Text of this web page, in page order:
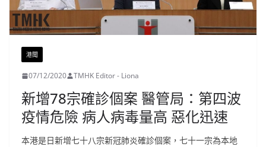
港聞
07/12/2020 TMHK Editor - Liona
新增78宗確診個案 醫管局：第四波
疫情危險 病人病毒量高 惡化迅速
本港是日新增七十八宗新冠肺炎確診個案，七十一宗為本地